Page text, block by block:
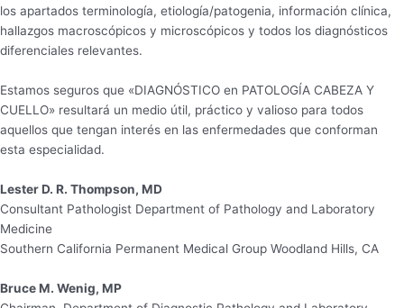
los apartados terminología, etiología/patogenia, información clínica,
hallazgos macroscópicos y microscópicos y todos los diagnósticos
diferenciales relevantes.
Estamos seguros que «DIAGNÓSTICO en PATOLOGÍA CABEZA Y
CUELLO» resultará un medio útil, práctico y valioso para todos
aquellos que tengan interés en las enfermedades que conforman
esta especialidad.
Lester D. R. Thompson, MD
Consultant Pathologist Department of Pathology and Laboratory
Medicine
Southern California Permanent Medical Group Woodland Hills, CA
Bruce M. Wenig, MP